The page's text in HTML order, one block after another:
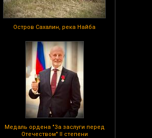
Остров Сахалин, река Найба
Медаль ордена "За заслуги перед
Отечеством" II степени